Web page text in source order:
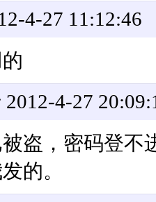
4-27 11:12:46
4-27
盗，密码登不
的。